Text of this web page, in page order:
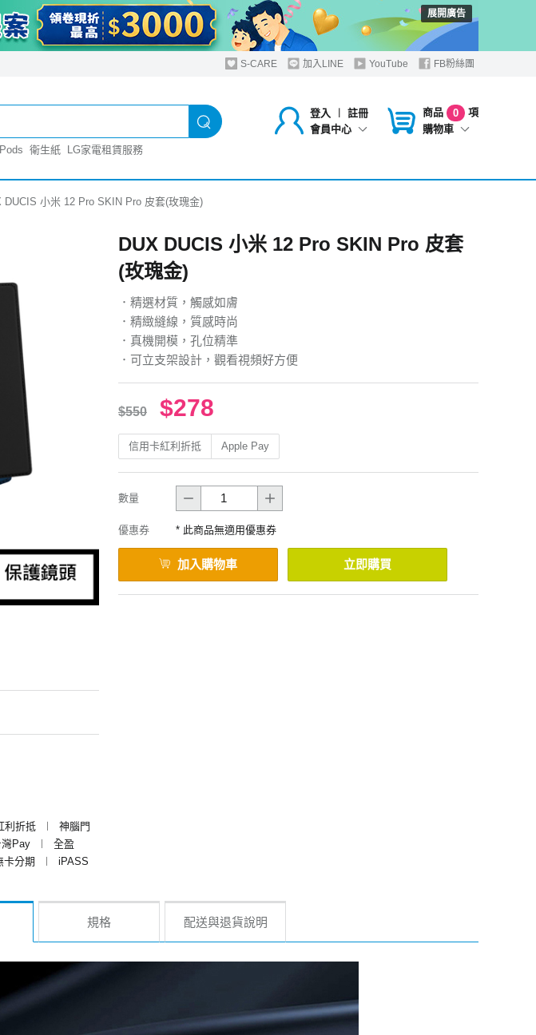
展開廣告
S-CARE 加入LINE YouTube FB粉絲團
登入 ︱
註冊
會員中心
商品 0
項
購物車
衛生紙 LG家電租賃服務
DUCIS 小米 12 Pro SKIN Pro 皮套(玫瑰金)
利折抵 ︱
神腦門
灣Pay ︱
全盈
卡分期 ︱
iPASS
DUX DUCIS 小米 12 Pro SKIN Pro 皮套
(玫瑰金)
．精選材質，觸感如膚
．精緻縫線，質感時尚
．真機開模，孔位精準
．可立支架設計，觀看視頻好方便
$550 $278
信用卡紅利折抵 Apple Pay
數量
優惠券 * 此商品無適用優惠券
加入購物車 立即購買
規格 配送與退貨說明